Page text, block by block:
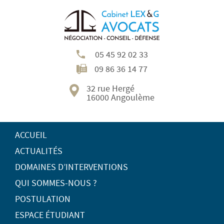
05 45 92 02 33
09 86 36 14 77
32 rue Hergé
16000 Angoulème
ACCUEIL
ACTUALITÉS
DOMAINES D’INTERVENTIONS
QUI SOMMES-NOUS ?
POSTULATION
ESPACE ÉTUDIANT